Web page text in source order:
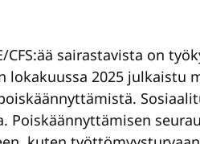
sairastavista on
lokakuussa 2025